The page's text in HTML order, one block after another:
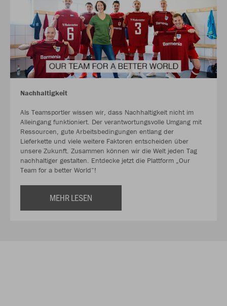
Nachhaltigkeit
Als Teamsportler wissen wir, dass Nachhaltigkeit nicht im
Alleingang funktioniert. Der verantwortungsvolle Umgang mit
Ressourcen, gute Arbeitsbedingungen entlang der
Lieferkette und viele weitere Faktoren entscheiden über
unsere Zukunft. Zusammen können wir die Welt jeden Tag
nachhaltiger gestalten. Entdecke jetzt die Plattform „Our
Team for a better World“!
MEHR LESEN